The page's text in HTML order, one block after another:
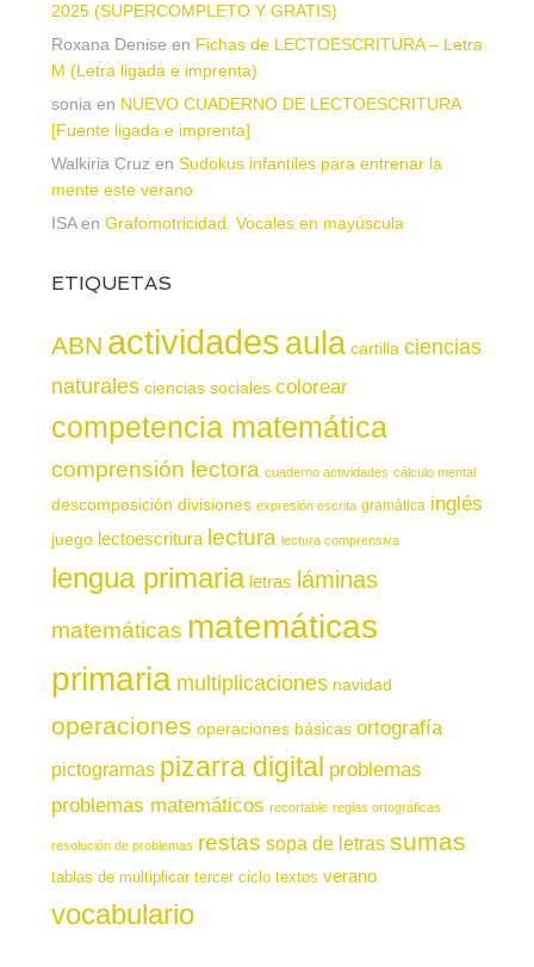
2025 (SUPERCOMPLETO Y GRATIS)
Roxana Denise en Fichas de LECTOESCRITURA – Letra
M (Letra ligada e imprenta)
sonia en NUEVO CUADERNO DE LECTOESCRITURA
[Fuente ligada e imprenta]
Walkiria Cruz en Sudokus infantiles para entrenar la
mente este verano
ISAen Grafomotricidad. Vocales en mayúscula
ETIQUETAS
ABN actividadesaula cartilla ciencias
naturales ciencias sociales colorear
competencia matemática
comprensión lectora cuaderno actividades cálculo mental
descomposición divisiones expresión escrita gramática inglés
juego lectoescritura lectura lectura comprensiva
lengua primaria letras láminas
matemáticas matemáticas
primaria multiplicaciones navidad
operaciones operaciones básicas ortografía
pictogramas pizarra digital problemas
problemas matemáticos recortable reglas ortográficas
resolución de problemas restas sopa de letras sumas
tablas de multiplicar tercer ciclo textos verano
vocabulario